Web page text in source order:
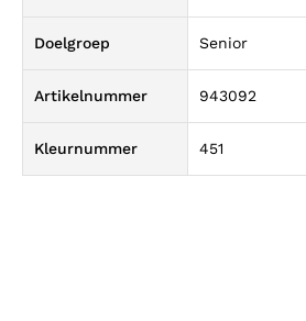
Doelgroep Senior
Artikelnummer 943092
Kleurnummer 451